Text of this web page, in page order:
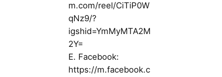
m.com/reel/CiTiP0W
qNz9/?
igshid=YmMyMTA2M
2Y=
E. Facebook:
https://m.facebook.c